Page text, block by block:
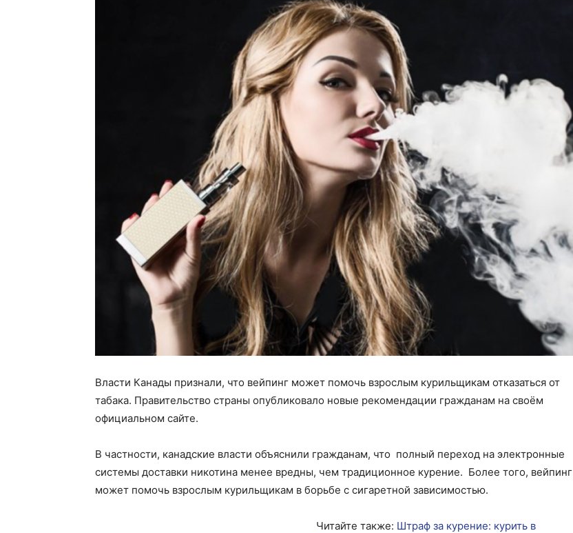
Власти Канады признали, что вейпинг может помочь взрослым курильщикам отказаться от
табака. Правительство страны опубликовало новые рекомендации гражданам на своём
официальном сайте.
В частности, канадские власти объяснили гражданам, что полный переход на электронные
системы доставки никотина менее вредны, чем традиционное курение. Более того, вейпинг
может помочь взрослым курильщикам в борьбе с сигаретной зависимостью.
Читайте также: Штраф за курение: курить в